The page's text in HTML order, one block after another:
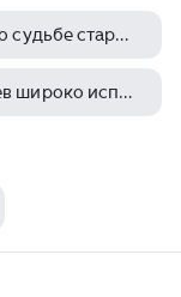
тургенев муму что хочет он сказать о судьбе старой барыни
создавая роман отцы и дети тургенев широко использует прием антитезы что обозначает этот термин